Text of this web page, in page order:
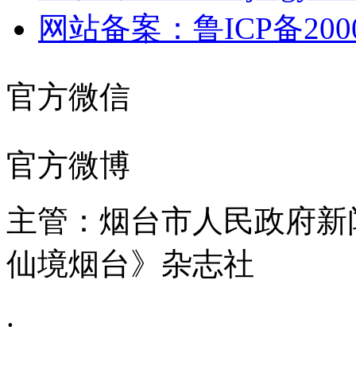
网站备案：鲁ICP备
官方微信
官方微博
主管：烟台市人民政府
仙境烟台》杂志社
.